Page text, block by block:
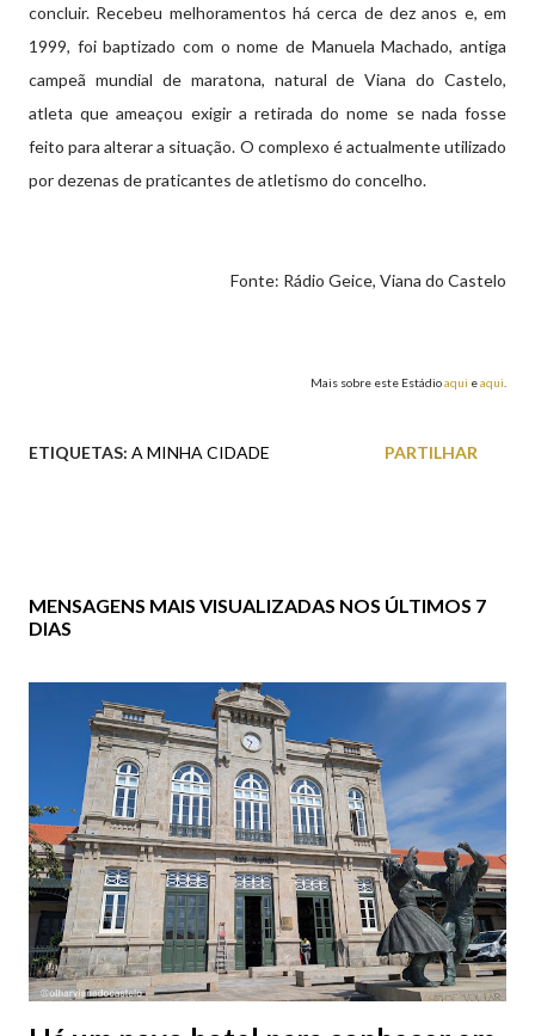
concluir. Recebeu melhoramentos há cerca de dez anos e, em
1999, foi baptizado com o nome de Manuela Machado, antiga
campeã mundial de maratona, natural de Viana do Castelo,
atleta que ameaçou exigir a retirada do nome se nada fosse
feito para alterar a situação. O complexo é actualmente utilizado
por dezenas de praticantes de atletismo do concelho.
Fonte: Rádio Geice, Viana do Castelo
Mais sobre este Estádioaqui eaqui
ETIQUETAS: A MINHA CIDADE PARTILHAR
MENSAGENS MAIS VISUALIZADAS NOS ÚLTIMOS 7
DIAS